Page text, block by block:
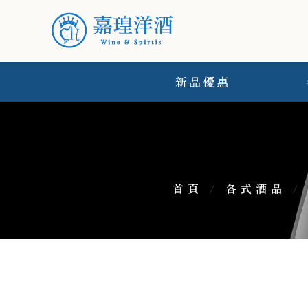
新品優惠
首頁 / 各式酒品 /